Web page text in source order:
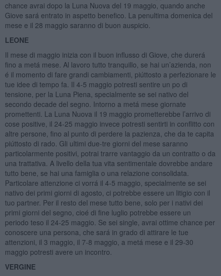
chance avrai dopo la Luna Nuova del 19 maggio, quando anche
Giove sará entrato in aspetto benefico. La penultima domenica del
mese e il 28 maggio saranno di buon auspicio.
LEONE
Il mese di maggio inizia con il buon influsso di Giove, che durerá
fino a metá mese. Al lavoro tutto tranquillo, se hai un’azienda, non
é il momento di fare grandi cambiamenti, piúttosto a perfezionare le
tue idee di tempo fa. Il 4-5 maggio potresti sentire un po di
tensione, per la Luna Piena, specialmente se sei nativo del
secondo decade del segno. Intorno a metá mese giornate
promettenti. La Luna Nuova il 19 maggio prometterebbe l’arrivo di
cose positive, il 24-25 maggio invece potresti sentirti in conflitto con
altre persone, fino al punto di perdere la pazienza, che da te capita
piúttosto di rado. Gli ultimi due-tre giorni del mese saranno
particolarmente positivi, potrai trarre vantaggio da un contratto o da
una trattativa. A livello della tua vita sentimentale dovrebbe andare
tutto bene, se hai una famiglia o una relazione consolidata.
Particolare attenzione ci vorrá il 4-5 maggio, specialmente se sei
nativo dei primi giorni di agosto, ci potrebbe essere un litigio con il
tuo partner. Per il resto del mese tutto bene, solo per i nativi dei
primi giorni del segno, cioé di fine luglio potrebbe essere un
periodo teso il 24-25 maggio. Se sei single, avrai ottime chance per
conoscere una persona, che sará in grado di attirare le tue
attenzioni, il 3 maggio, il 7-8 maggio, a metá mese e il 29-30
maggio potresti avere un incontro.
VERGINE